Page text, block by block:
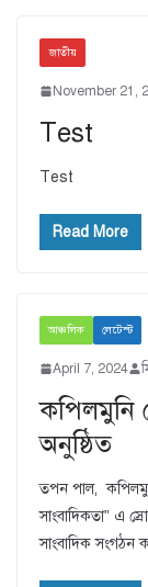
জাতীয়
November 21,
Test
Test
Read More
আঞ্চলিক লেটেস্ট
April 7, 2024
কপিলমুনি
অনুষ্ঠিত
তপন পাল,
সাংবাদিকতা” এ
সাংবাদিক সংগঠন